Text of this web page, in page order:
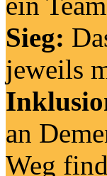
Sieg:
jeweils
an
Weg